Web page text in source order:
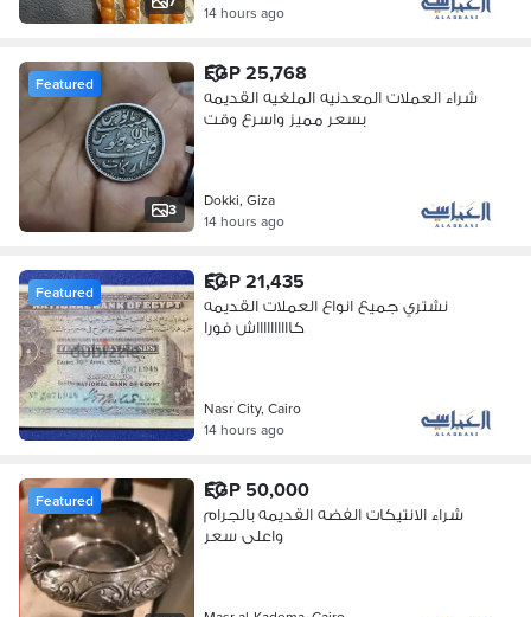
14 hours ago
3
Featured EGP 25,768
شراء العملات المعدنيه الملغيه القديمه
بسعر مميز واسرع وقت
Dokki, Giza
14 hours ago
Featured EGP 21,435
نشتري جميع انواع العملات القديمه
كااااااااااش فورا
Nasr City, Cairo
14 hours ago
Featured EGP 50,000
شراء الانتيكات الفضه القديمه بالجرام
واعلى سعر